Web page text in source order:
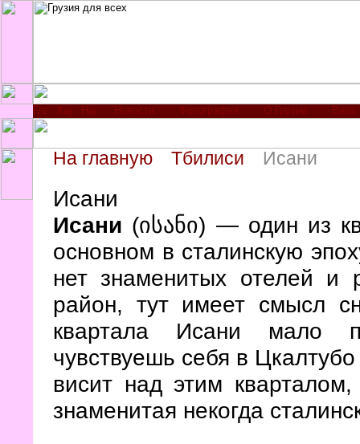
Новости Фотографии О Грузии Виза
На главную Тбилиси Исани
Исани
Исани (ისანი) — один из
основном в сталинскую
нет знаменитых отелей и
район, тут имеет смысл
квартала Исани мало
чувствуешь себя в
висит над этим
знаменитая некогда